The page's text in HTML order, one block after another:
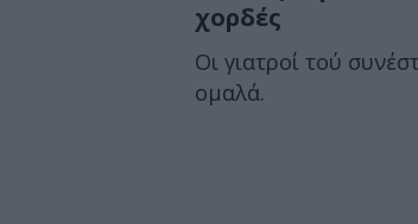
χορδές
Οι γιατροί τού
ομαλά.